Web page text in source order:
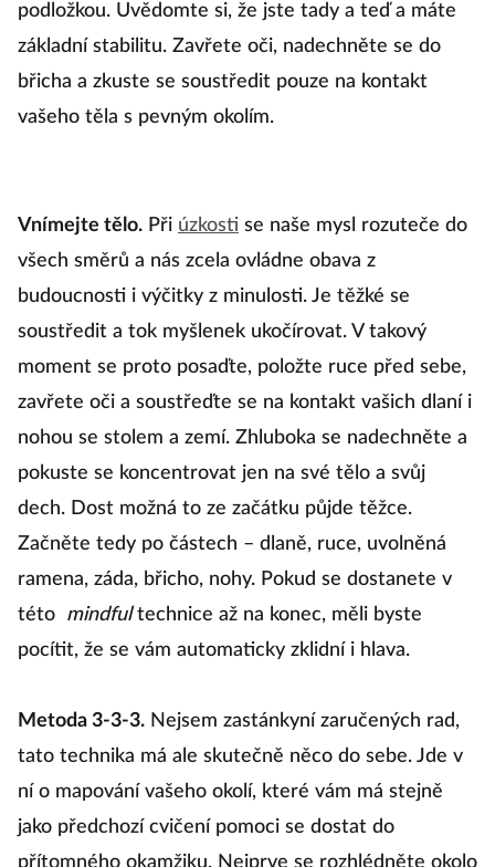
podložkou. Uvědomte si, že jste tady a teď a máte
základní stabilitu. Zavřete oči, nadechněte se do
břicha a zkuste se soustředit pouze na kontakt
vašeho těla s pevným okolím.
Vnímejte tělo. Při úzkosti se naše mysl rozuteče do
všech směrů a nás zcela ovládne obava z
budoucnosti i výčitky z minulosti. Je těžké se
soustředit a tok myšlenek ukočírovat. V takový
moment se proto posaďte, položte ruce před sebe,
zavřete oči a soustřeďte se na kontakt vašich dlaní i
nohou se stolem a zemí. Zhluboka se nadechněte a
pokuste se koncentrovat jen na své tělo a svůj
dech. Dost možná to ze začátku půjde těžce.
Začněte tedy po částech – dlaně, ruce, uvolněná
ramena, záda, břicho, nohy. Pokud se dostanete v
této
mindfultechnice až na konec, měli byste
pocítit, že se vám automaticky zklidní i hlava.
Metoda 3-3-3. Nejsem zastánkyní zaručených rad,
tato technika má ale skutečně něco do sebe. Jde v
ní o mapování vašeho okolí, které vám má stejně
jako předchozí cvičení pomoci se dostat do
přítomného okamžiku. Nejprve se rozhlédněte okolo